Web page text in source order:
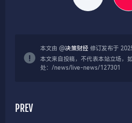
本文由 @决策财经 修订发布于
本文来自投稿，不代表本站立场，
处：/news/live-news/127301
PREV